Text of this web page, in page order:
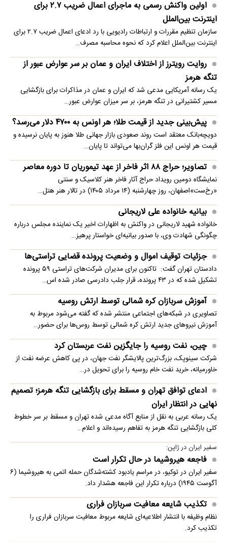
اولین واکنش رسمی به ماجرای اعمال ضریب ۲.۷ برای
اینترنت بین‌الملل
سازمان تنظیم مقررات و ارتباطات رادیویی با رد ادعای اعمال ضریب ۲.۷ برای
اینترنت بین‌الملل اعلام کرد که نحوه محاسبه مصرف…
روایت رویترز از اختلاف ایران و عمان بر سر عوارض عبور از
تنگه هرمز
یک رسانه آمریکایی مدعی شد که ایران و عمان در مذاکرات برای بازگشایی
مسیر کشتیرانی در تنگه هرمز، بر سر میزان عوارض عبور…
پیش‌بینی جدید از قیمت طلا؛ هر اونس به ۴۷۰۰ دلار می‌رسد؟
دویچه‌بانک معتقد است روند صعودی بازار جهانی طلا هنوز به پایان نرسیده و
قیمت هر اونس این فلز گران‌بها می‌تواند تا پایان…
تصاویر؛ حراج ۸۸ اثر فاخر از عهد تیموریان تا دوره معاصر
نمایشگاه دومین رویداد حراج آثار فاخر هنر کلاسیک و سنتی
«رخ‌ست»اصفهان، روز چهارشنبه (۱۴ مرداد ۱۴۰۵) در تالار هنر هتل…
بیانیه خانواده علی لاریجانی
خانواده شهید لاریجانی در واکنش به اظهارات اخیر یک نماینده مجلس درباره
چگونگی شهادت وی، با صدور بیانیه‌ای خواستار پرهیز…
جزئیات توقیف اموال و وضعیت پرونده قضایی تراستی‌ها
دادستان تهران گفت: تاکنون برای مدیران شرکت‌های تراستی ۵۹ پرونده
تشکیل شده که در ۴۳ پرونده، قرار جلب دادرسی صادر شده اس…
آموزش سربازان کره شمالی توسط ارتش روسیه
تصاویری در شبکه‌های اجتماعی منتشر شده که گفته می‌شود مربوط به
آموزش نیروهای جدید ارتش کره شمالی توسط روس‌ها برای حضور…
چین، نفت روسیه را جایگزین نفت عربستان کرد
شرکت سینوپک، بزرگ‌ترین پالایشگر نفت جهان، در پی کاهش عرضه نفت از
خاورمیانه، خرید نفت خام روسیه را برای تحویل در…
ادعای توافق تهران و مسقط برای بازگشایی تنگه هرمز؛ تصمیم
نهایی در انتظار ایران
یک رسانه عربی به نقل از منابع آگاه مدعی شده تهران و مسقط بر سر خطوط
کلی بازگشایی تنگه هرمز به تفاهم رسیده‌اند و اعلام…
سفیر ایران در ژاپن:
فاجعه هیروشیما در حال تکرار است
سفیر ایران در توکیو، در مراسم یادبود کشته‌شدگان حمله اتمی به هیروشیما (۶
آگوست ۱۹۴۵) درباره تکرار این فاجعه هشدار داد.
تکذیب شایعه معافیت سربازان فراری
نظام وظیفه با انتشار اطلاعیه‌ای شایعه مربوط معافیت سربازان فراری را
تکذیب کرد.